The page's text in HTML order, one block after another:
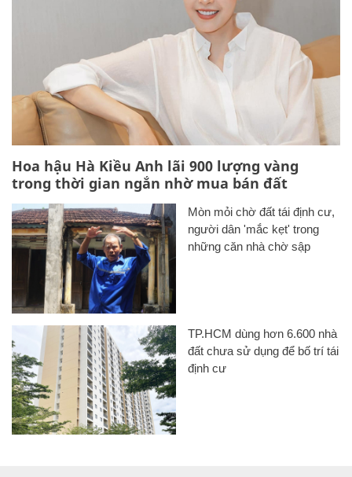
Hoa hậu Hà Kiều Anh lãi 900 lượng vàng
trong thời gian ngắn nhờ mua bán đất
Mòn mỏi chờ đất tái định cư,
người dân 'mắc kẹt' trong
những căn nhà chờ sập
TP.HCM dùng hơn 6.600 nhà
đất chưa sử dụng để bố trí tái
định cư